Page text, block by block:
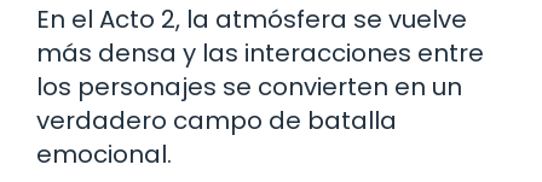
En el Acto 2, la atmósfera se vuelve
más densa y las interacciones entre
los personajes se convierten en un
verdadero campo de batalla
emocional.